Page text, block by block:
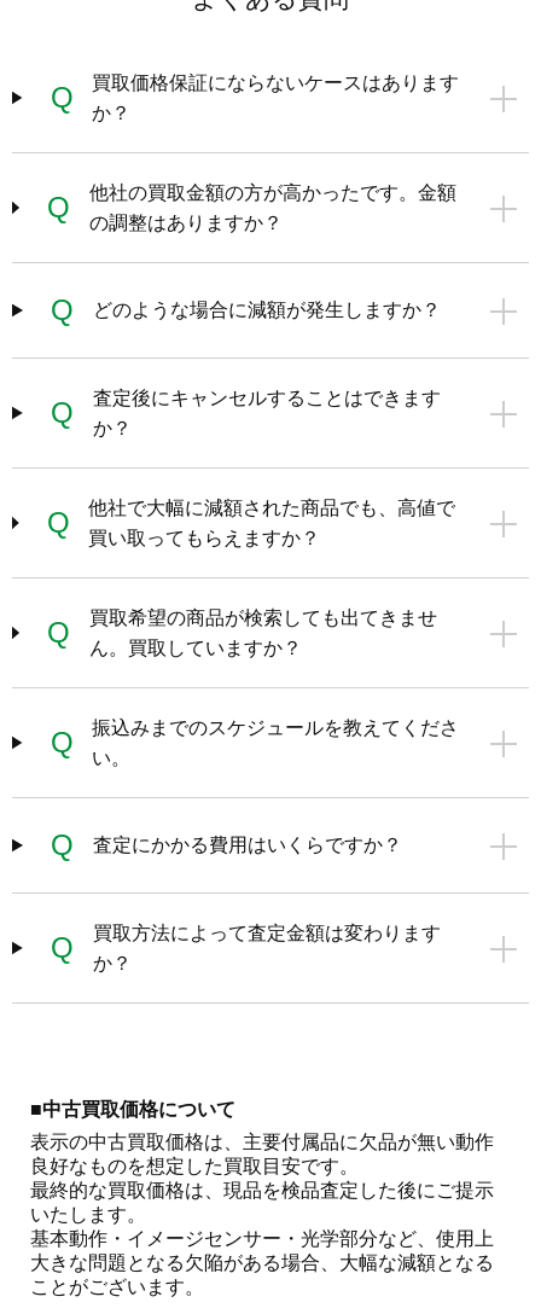
Q
買取価格保証にならないケースはあります
か？
Q
他社の買取金額の方が高かったです。金額
の調整はありますか？
Q どのような場合に減額が発生しますか？
Q
査定後にキャンセルすることはできます
か？
Q
他社で大幅に減額された商品でも、高値で
買い取ってもらえますか？
Q
買取希望の商品が検索しても出てきませ
ん。買取していますか？
Q
振込みまでのスケジュールを教えてくださ
い。
Q 査定にかかる費用はいくらですか？
Q
買取方法によって査定金額は変わります
か？
■中古買取価格について
表示の中古買取価格は、主要付属品に欠品が無い動作
良好なものを想定した買取目安です。
最終的な買取価格は、現品を検品査定した後にご提示
いたします。
基本動作・イメージセンサー・光学部分など、使用上
大きな問題となる欠陥がある場合、大幅な減額となる
ことがございます。